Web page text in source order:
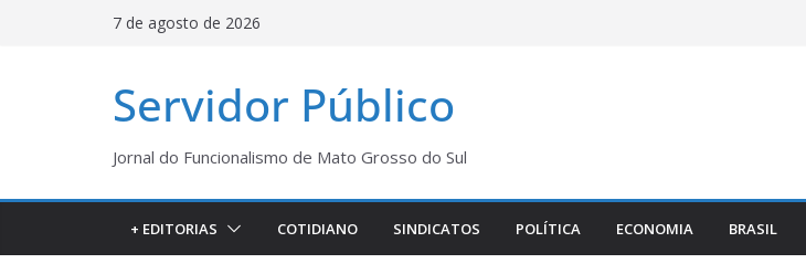
7 de agosto de 2026
Servidor Público
Jornal do Funcionalismo de Mato Grosso do Sul
+ EDITORIAS COTIDIANO SINDICATOS POLÍTICA ECONOMIA BRASIL